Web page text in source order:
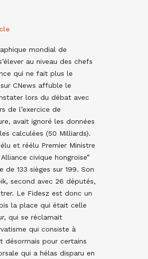
mondial de
au niveau des chefs
qui ne fait plus le
CNews affuble le
lors du débat avec
de l’exercice de
avait ignoré les données
calculées (50 Milliards).
et réélu Premier Ministre
civique hongroise”
de 133 sièges sur 199. Son
second avec 26 députés,
Le Fidesz est donc un
la place qui était celle
qui se réclamait
qui consiste à
désormais pour certains
qui a hélas disparu en